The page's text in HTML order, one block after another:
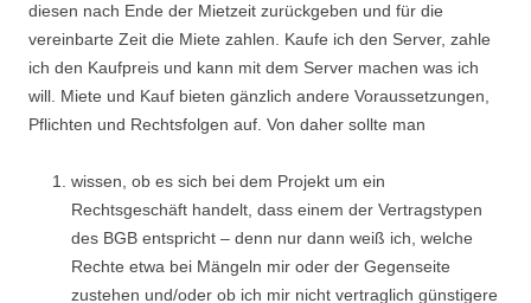
diesen nach Ende der Mietzeit zurückgeben und für die
vereinbarte Zeit die Miete zahlen. Kaufe ich den Server, zahle
ich den Kaufpreis und kann mit dem Server machen was ich
will. Miete und Kauf bieten gänzlich andere Voraussetzungen,
Pflichten und Rechtsfolgen auf. Von daher sollte man
wissen, ob es sich bei dem Projekt um ein
Rechtsgeschäft handelt, dass einem der Vertragstypen
des BGB entspricht – denn nur dann weiß ich, welche
Rechte etwa bei Mängeln mir oder der Gegenseite
zustehen und/oder ob ich mir nicht vertraglich günstigere